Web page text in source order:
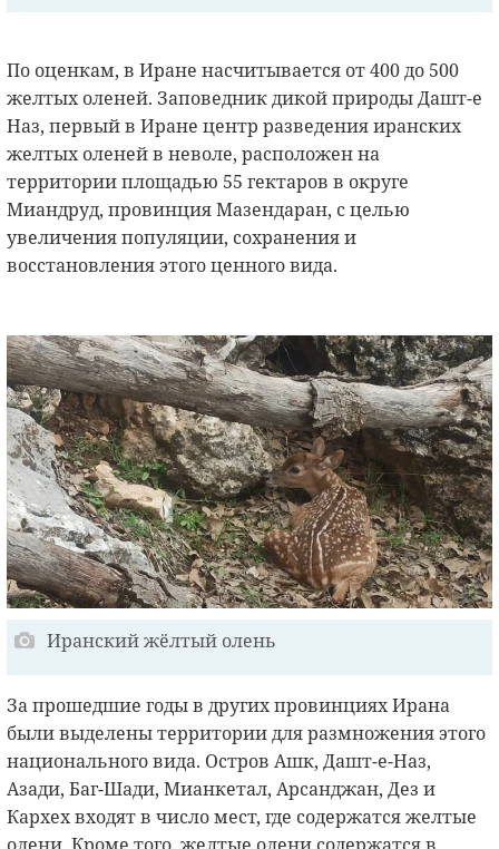
По оценкам, в Иране насчитывается от 400 до 500
желтых оленей. Заповедник дикой природы Дашт-е
Наз, первый в Иране центр разведения иранских
желтых оленей в неволе, расположен на
территории площадью 55 гектаров в округе
Миандруд, провинция Мазендаран, с целью
увеличения популяции, сохранения и
восстановления этого ценного вида.
Иранский жёлтый олень
За прошедшие годы в других провинциях Ирана
были выделены территории для размножения этого
национального вида. Остров Ашк, Дашт-е-Наз,
Азади, Баг-Шади, Мианкетал, Арсанджан, Дез и
Кархех входят в число мест, где содержатся желтые